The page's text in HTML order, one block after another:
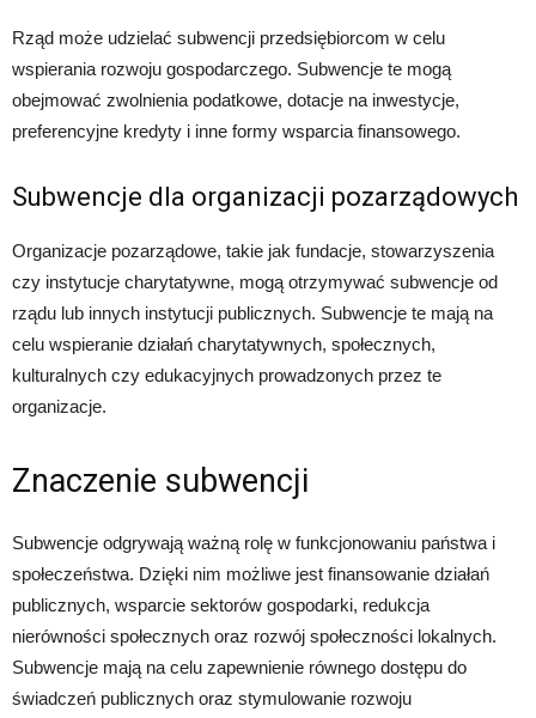
Rząd może udzielać subwencji przedsiębiorcom w celu
wspierania rozwoju gospodarczego. Subwencje te mogą
obejmować zwolnienia podatkowe, dotacje na inwestycje,
preferencyjne kredyty i inne formy wsparcia finansowego.
Subwencje dla organizacji pozarządowych
Organizacje pozarządowe, takie jak fundacje, stowarzyszenia
czy instytucje charytatywne, mogą otrzymywać subwencje od
rządu lub innych instytucji publicznych. Subwencje te mają na
celu wspieranie działań charytatywnych, społecznych,
kulturalnych czy edukacyjnych prowadzonych przez te
organizacje.
Znaczenie subwencji
Subwencje odgrywają ważną rolę w funkcjonowaniu państwa i
społeczeństwa. Dzięki nim możliwe jest finansowanie działań
publicznych, wsparcie sektorów gospodarki, redukcja
nierówności społecznych oraz rozwój społeczności lokalnych.
Subwencje mają na celu zapewnienie równego dostępu do
świadczeń publicznych oraz stymulowanie rozwoju